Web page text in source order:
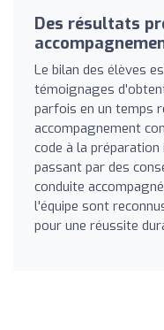
Des résultats
Le bilan des élèves
témoignages
parfois en un temps
accompagnement
code à la
passant par des
conduite
l'équipe sont
pour une réussite